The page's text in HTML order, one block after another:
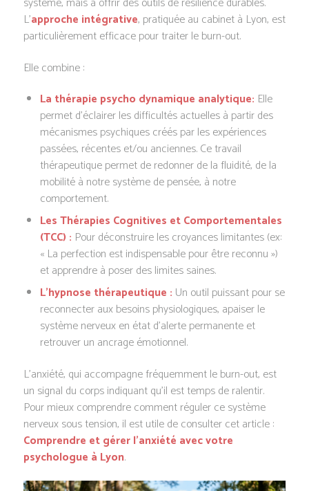
L’approche intégrative, pratiquée au cabinet à Lyon, est
particulièrement efficace pour traiter le burn-out.
Elle combine :
La thérapie psycho dynamique analytique: Elle
permet d’éclairer les difficultés actuelles à partir des
mécanismes psychiques créés par les expériences
passées, récentes et/ou anciennes. Ce travail
thérapeutique permet de redonner de la fluidité, de la
mobilité à notre système de pensée, à notre
comportement.
Les Thérapies Cognitives et Comportementales
(TCC) : Pour déconstruire les croyances limitantes (ex:
« La perfection est indispensable pour être reconnu »)
et apprendre à poser des limites saines.
L’hypnose thérapeutique : Un outil puissant pour se
reconnecter aux besoins physiologiques, apaiser le
système nerveux en état d’alerte permanente et
retrouver un ancrage émotionnel.
L’anxiété, qui accompagne fréquemment le burn-out, est
un signal du corps indiquant qu’il est temps de ralentir.
Pour mieux comprendre comment réguler ce système
nerveux sous tension, il est utile de consulter cet article :
Comprendre et gérer l’anxiété avec votre
psychologue à Lyon.